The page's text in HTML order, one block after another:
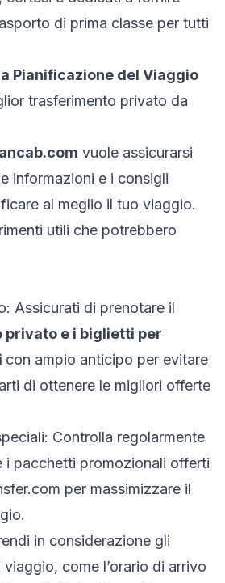
di prima classe per tutti
Pianificazione del Viaggio
trasferimento privato da
vuole assicurarsi
informazioni e i consigli
al meglio il tuo viaggio.
utili che potrebbero
Assicurati di prenotare il
e i biglietti per
con ampio anticipo per evitare
di ottenere le migliori offerte
Controlla regolarmente
i pacchetti promozionali offerti
per massimizzare il
in considerazione gli
come l’orario di arrivo